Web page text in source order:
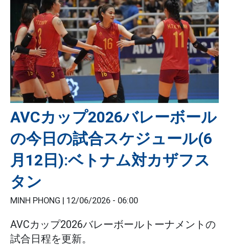
AVCカップ2026バレーボール
の今日の試合スケジュール(6
月12日):ベトナム対カザフス
タン
MINH PHONG | 12/06/2026 - 06:00
AVCカップ2026バレーボールトーナメントの
試合日程を更新。